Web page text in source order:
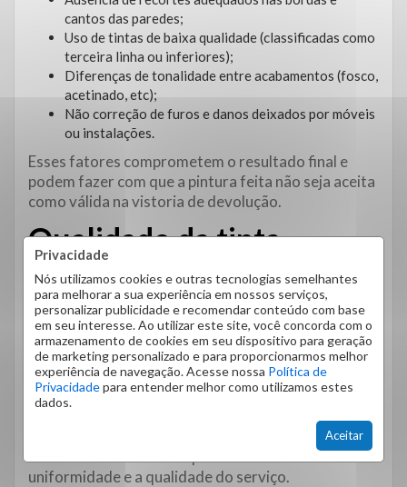
Privacidade
Nós utilizamos cookies e outras tecnologias semelhantes
para melhorar a sua experiência em nossos serviços,
personalizar publicidade e recomendar conteúdo com base
em seu interesse. Ao utilizar este site, você concorda com o
armazenamento de cookies em seu dispositivo para geração
de marketing personalizado e para proporcionarmos melhor
experiência de navegação. Acesse nossa Política de
Privacidadepara entender melhor como utilizamos estes
dados.
Aceitar
cantos das paredes;
Uso de tintas de baixa qualidade (classificadas como
terceira linha ou inferiores);
Diferenças de tonalidade entre acabamentos (fosco,
acetinado, etc);
Não correção de furos e danos deixados por móveis
ou instalações.
Esses fatores comprometem o resultado final e
podem fazer com que a pintura feita não seja aceita
como válida na vistoria de devolução.
Qualidade da tinta
importa
As tintas são classificadas por qualidade. As de
primeira linha oferecem maior cobertura,
durabilidade e acabamento. Já as de segunda e
terceira linha costumam exigir mais demãos, não
cobrem manchas e, em alguns casos, acabam
danificando as superfícies. Antes de pintar, é
uniformidade e a qualidade do serviço.